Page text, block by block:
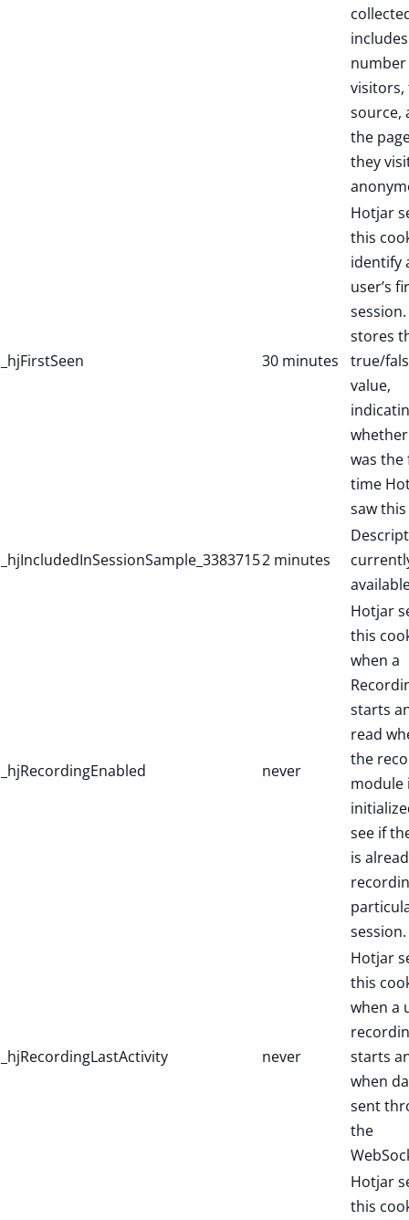
source,
the
they
_hjFirstSeen 30 minutes
Hotjar
this
identify
user’s
stores
true/
value,
was the
time
saw
_hjIncludedInSessionSample_33837152 minutes
_hjRecordingEnabled never
Hotjar
this
when a
starts
read
the
module
see if
is
session.
_hjRecordingLastActivity never
Hotjar
this
when a
starts
when
sent
the
Hotjar
this